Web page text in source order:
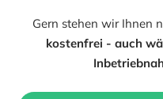
Gern stehen wir Ihnen
kostenfrei - auch